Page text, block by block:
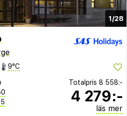
1/28
9°C
Totalpris 8 558:-
4 279:-
läs mer